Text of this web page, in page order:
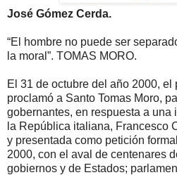
José Gómez Cerda.
“El hombre no puede ser
la moral”. TOMAS MORO.
El 31 de octubre del año 2000, el
proclamó a Santo Tomas Moro,
gobernantes, en respuesta a una
la República italiana, Francesco
y presentada como petición
2000, con el aval de centenares
gobiernos y de Estados;